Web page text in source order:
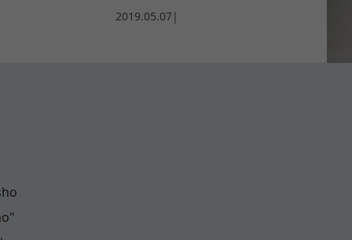
2019.05.07|